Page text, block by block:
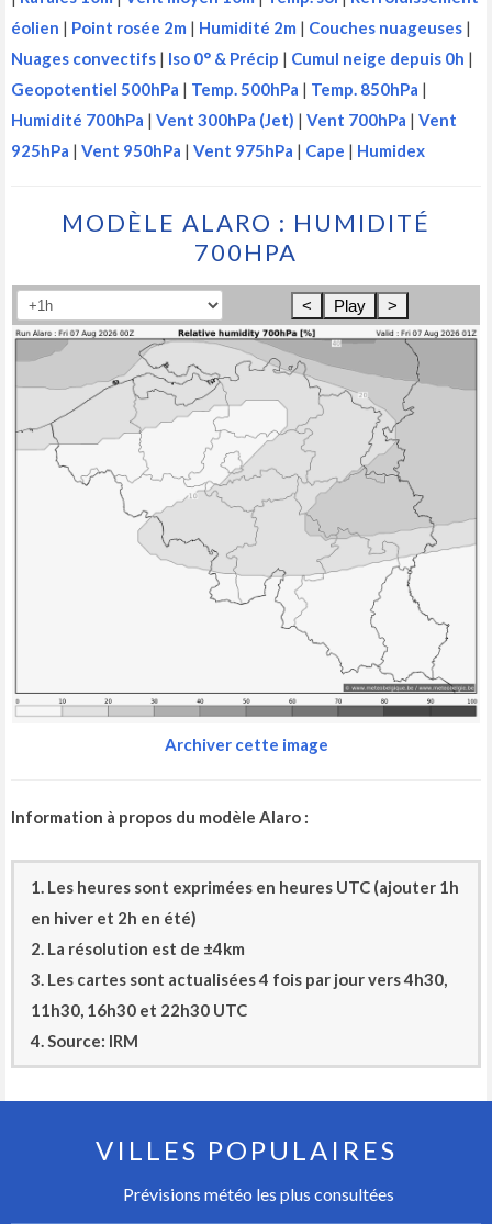
éolien | Point rosée 2m | Humidité 2m | Couches nuageuses |
Nuages convectifs | Iso 0° & Précip | Cumul neige depuis 0h |
Geopotentiel 500hPa | Temp. 500hPa | Temp. 850hPa |
Humidité 700hPa | Vent 300hPa (Jet) | Vent 700hPa | Vent
925hPa | Vent 950hPa | Vent 975hPa | Cape | Humidex
MODÈLE ALARO : HUMIDITÉ
700HPA
< Play >
Archiver cette image
Information à propos du modèle Alaro :
1. Les heures sont exprimées en heures UTC (ajouter 1h
en hiver et 2h en été)
2. La résolution est de ±4km
3. Les cartes sont actualisées 4 fois par jour vers 4h30,
11h30, 16h30 et 22h30 UTC
4. Source: IRM
VILLES POPULAIRES
Prévisions météo les plus consultées